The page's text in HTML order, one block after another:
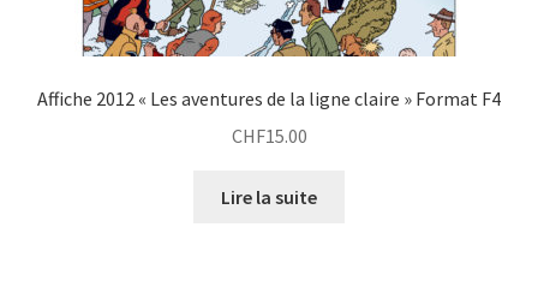
Affiche 2012 « Les aventures de la ligne claire » Format F4
CHF15.00
Lire la suite